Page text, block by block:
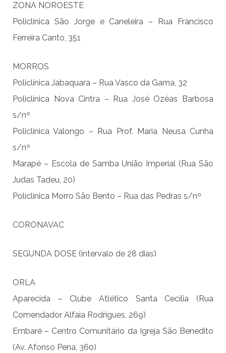
ZONA NOROESTE
Policlínica São Jorge e Caneleira – Rua Francisco
Ferreira Canto, 351
MORROS
Policlínica Jabaquara – Rua Vasco da Gama, 32
Policlínica Nova Cintra – Rua José Ozéas Barbosa
s/nº
Policlínica Valongo – Rua Prof. Maria Neusa Cunha
s/nº
Marapé – Escola de Samba União Imperial (Rua São
Judas Tadeu, 20)
Policlínica Morro São Bento – Rua das Pedras s/nº
CORONAVAC
SEGUNDA DOSE (intervalo de 28 dias)
ORLA
Aparecida – Clube Atlético Santa Cecília (Rua
Comendador Alfaia Rodrigues, 269)
Embaré – Centro Comunitário da Igreja São Benedito
(Av. Afonso Pena, 360)